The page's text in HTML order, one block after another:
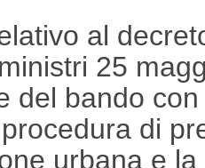
al
25
del bando
di
urbana e